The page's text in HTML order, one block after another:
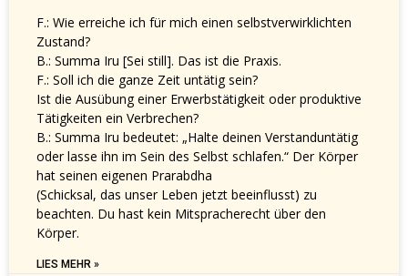
F.: Wie erreiche ich für mich einen selbstverwirklichten
Zustand?
B.: Summa Iru [Sei still]. Das ist die Praxis.
F.: Soll ich die ganze Zeit untätig sein?
Ist die Ausübung einer Erwerbstätigkeit oder produktive
Tätigkeiten ein Verbrechen?
B.: Summa Iru bedeutet: „Halte deinen Verstanduntätig
oder lasse ihn im Sein des Selbst schlafen.“ Der Körper
hat seinen eigenen Prarabdha
(Schicksal, das unser Leben jetzt beeinflusst) zu
beachten. Du hast kein Mitspracherecht über den
Körper.
LIES MEHR »